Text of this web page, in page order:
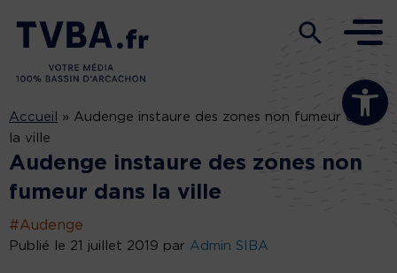
Ouvrir la
Accueil » Audenge instaure des zones non fumeur dans
la ville
Audenge instaure des zones non
fumeur dans la ville
#Audenge
Publié le 21 juillet 2019 par Admin SIBA